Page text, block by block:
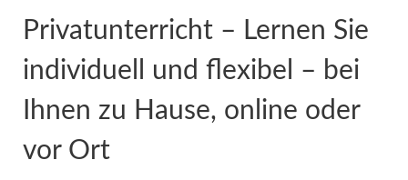
Privatunterricht – Lernen Sie
individuell und flexibel – bei
Ihnen zu Hause, online oder
vor Ort